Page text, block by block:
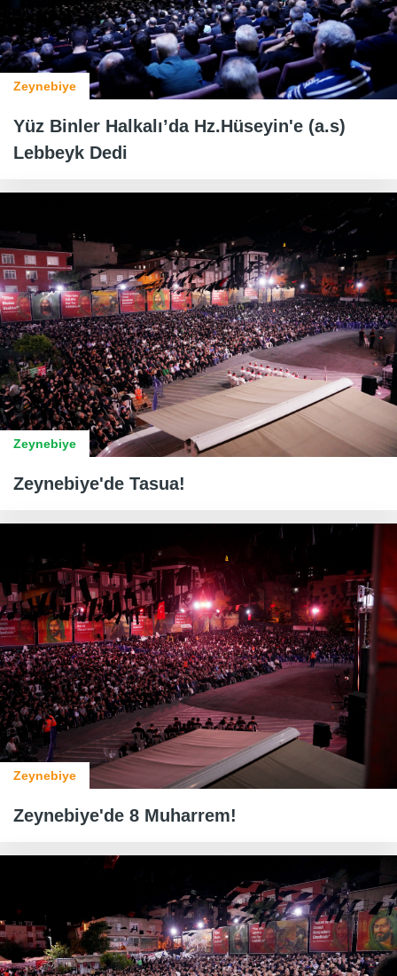
Zeynebiye
Yüz Binler Halkalı’da Hz.Hüseyin'e (a.s)
Lebbeyk Dedi
Zeynebiye
Zeynebiye'de Tasua!
Zeynebiye
Zeynebiye'de 8 Muharrem!